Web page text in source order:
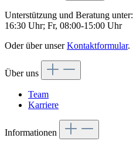
Unterstützung und Beratung unter:
16:30 Uhr; Fr, 08:00-15:00 Uhr
Oder über unserKontaktformular.
Über uns
Team
Karriere
Informationen